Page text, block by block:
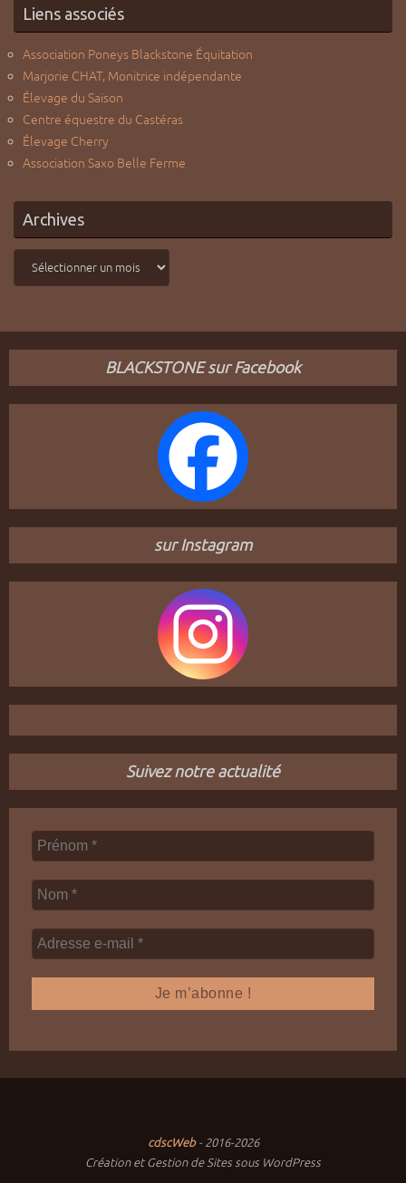
Liens associés
Association Poneys Blackstone Équitation
Marjorie CHAT, Monitrice indépendante
Élevage du Saison
Centre équestre du Castéras
Élevage Cherry
Association Saxo Belle Ferme
Archives
Archives
BLACKSTONE sur Facebook
sur Instagram
Suivez notre actualité
cdscWeb- 2016-2026
Création et Gestion de Sites sous WordPress